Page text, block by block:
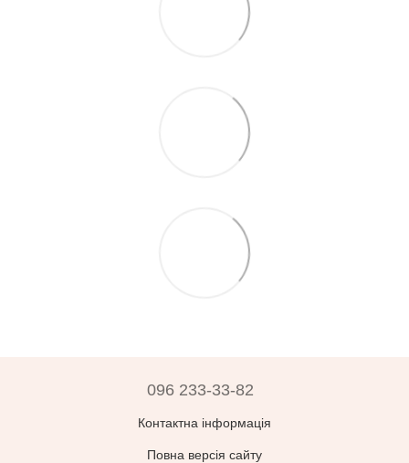
096 233-33-82
Контактна інформація
Повна версія сайту